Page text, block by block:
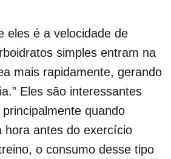
eles é a velocidade de
simples entram na
mais rapidamente, gerando
Eles são interessantes
quando
hora antes do exercício
o consumo desse tipo